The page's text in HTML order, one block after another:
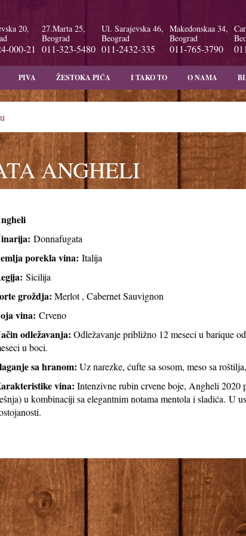
20,
000-21
27.Marta 25,
Beograd
011-323-5480
Ul. Sarajevska 46,
Beograd
011-2432-335
Makedonskaa 34,
Beograd
011-765-3790
PIVA ŽESTOKA PIĆA I TAKO TO O NAMA
ANGHELI
Donnafugata
porekla vina: Italija
Sicilija
groždja: Merlot , Cabernet Sauvignon
vina: Crveno
odležavanja: Odležavanje približno 12 meseci u barique
u boci.
sa hranom: Uz narezke, ćufte sa sosom, meso sa
vina: Intenzivne rubin crvene boje, Angheli 2020
u kombinaciji sa elegantnim notama mentola i sladića. U